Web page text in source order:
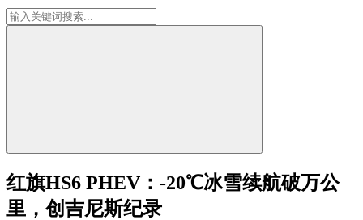
红旗HS6 PHEV：-20℃冰雪续航破万公
里，创吉尼斯纪录